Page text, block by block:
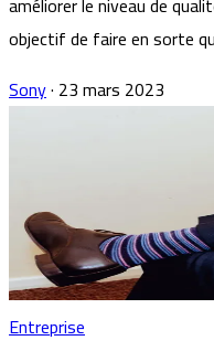
objectif de faire en sorte
Sony· 23 mars 2023
Entreprise